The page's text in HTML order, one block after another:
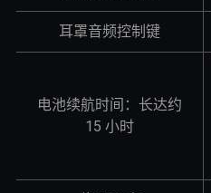
耳罩音频控制键
电池续航时间：长达约
15 小时